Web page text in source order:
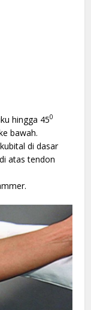
hingga 450
bawah.
di dasar
atas tendon